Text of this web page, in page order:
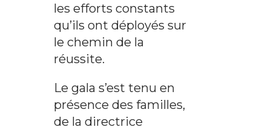
les efforts constants
qu’ils ont déployés sur
le chemin de la
réussite.
Le gala s’est tenu en
présence des familles,
de la directrice